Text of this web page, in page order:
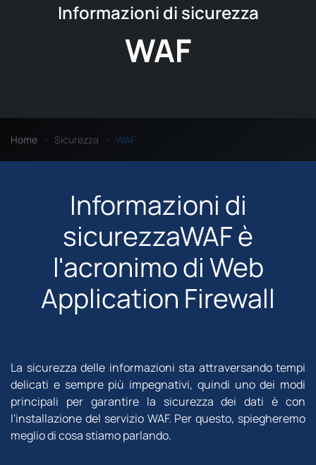
Informazioni di sicurezza
WAF
Home Sicurezza WAF
Informazioni di
sicurezzaWAF è
l'acronimo di Web
Application Firewall
La sicurezza delle informazioni sta attraversando tempi
delicati e sempre più impegnativi, quindi uno dei modi
principali per garantire la sicurezza dei dati è con
l'installazione del servizio WAF. Per questo, spiegheremo
meglio di cosa stiamo parlando.